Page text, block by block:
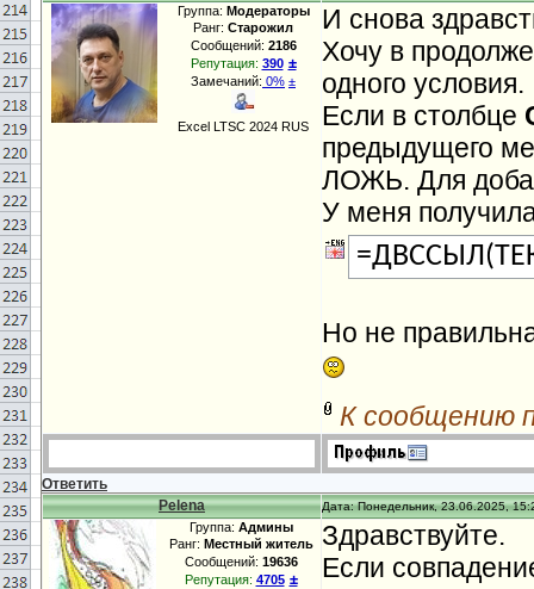
Группа: Модераторы
Ранг: Старожил
Сообщений: 2186
Репутация: 390 ±
Замечаний: 0% ±
Excel LTSC 2024 RUS
И снова
Хочу в
одного условия.
Если в столбце
предыдущего
ЛОЖЬ. Для
У меня
Но не
К сообщению
Ответить
Pelena
Дата: Понедельник, 23.06.2025,
Группа: Админы
Ранг: Местный житель
Сообщений: 19636
Репутация: 4705 ±
Здравствуйте.
Если